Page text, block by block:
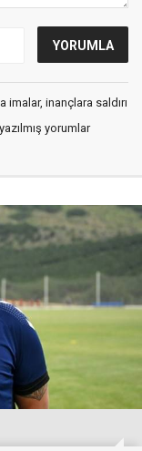
inançlara saldırı
yorumlar